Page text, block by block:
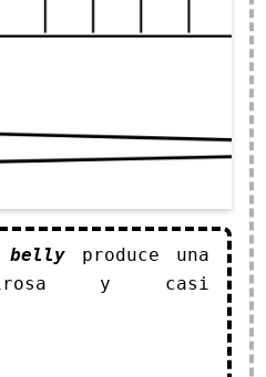
bellyproduce una
y casi